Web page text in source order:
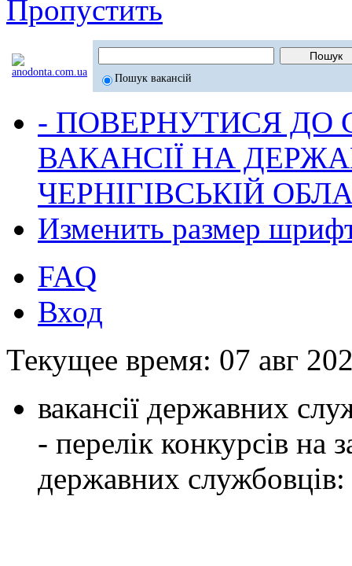
Пропустить
Пошук вакансій
- ПОВЕРНУТИСЯ ДО
ВАКАНСІЇ НА
ЧЕРНІГІВСЬКІЙ
Изменить размер
FAQ
Вход
Текущее время: 07 авг
вакансії державних
- перелік конкурсів на
державних службовців: